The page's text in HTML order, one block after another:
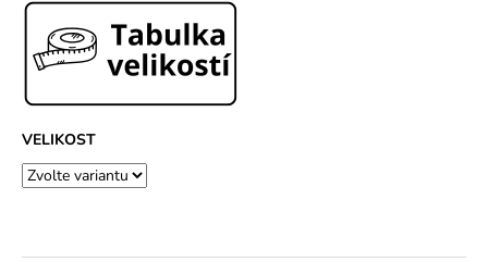
VELIKOST
u
j
m
e